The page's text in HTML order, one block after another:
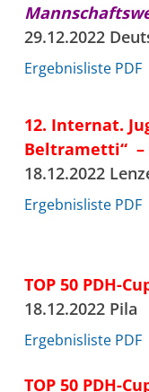
29.12.2022
Ergebnisliste PDF
12. Internat.
Beltrametti“ –
18.12.2022
Ergebnisliste PDF
TOP 50 PDH-
18.12.2022 Pila
Ergebnisliste PDF
TOP 50 PDH-